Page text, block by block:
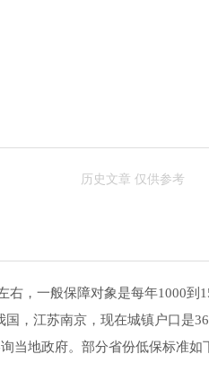
，一般保障对象是每年1000到
，江苏南京，现在城镇户口是
当地政府。部分省份低保标准如